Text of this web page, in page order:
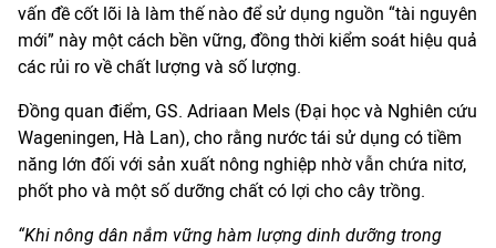
vấn đề cốt lõi là làm thế nào để sử dụng nguồn “tài nguyên
mới” này một cách bền vững, đồng thời kiểm soát hiệu quả
các rủi ro về chất lượng và số lượng.
Đồng quan điểm, GS. Adriaan Mels (Đại học và Nghiên cứu
Wageningen, Hà Lan), cho rằng nước tái sử dụng có tiềm
năng lớn đối với sản xuất nông nghiệp nhờ vẫn chứa nitơ,
phốt pho và một số dưỡng chất có lợi cho cây trồng.
“Khi nông dân nắm vững hàm lượng dinh dưỡng trong